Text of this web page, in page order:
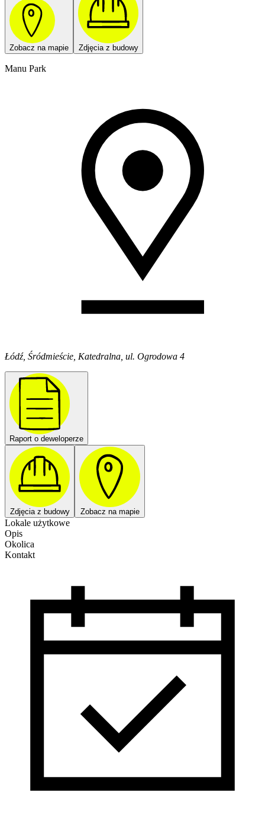
Zobacz na mapie Zdjęcia z budowy
Manu Park
Łódź, Śródmieście, Katedralna, ul. Ogrodowa 4
Raport o deweloperze
Zdjęcia z budowy Zobacz na mapie
Lokale użytkowe
Opis
Okolica
Kontakt